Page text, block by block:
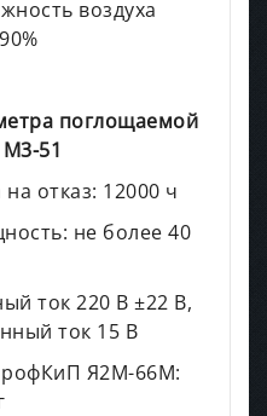
воздуха
поглощаемой
51
отказ: 12000 ч
не более 40
ток 220 В ±22 В,
ток 15 В
Я2М-66М: